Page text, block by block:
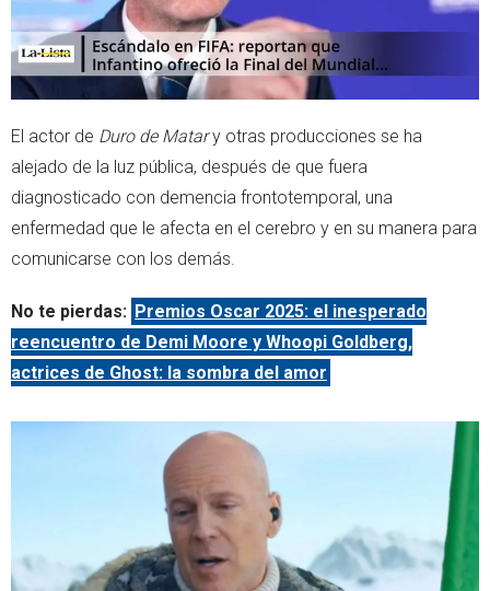
El actor de Duro de Matary otras producciones se ha
alejado de la luz pública, después de que fuera
diagnosticado con demencia frontotemporal, una
enfermedad que le afecta en el cerebro y en su manera para
comunicarse con los demás.
No te pierdas: Premios Oscar 2025: el inesperado
reencuentro de Demi Moore y Whoopi Goldberg,
actrices de Ghost: la sombra del amor